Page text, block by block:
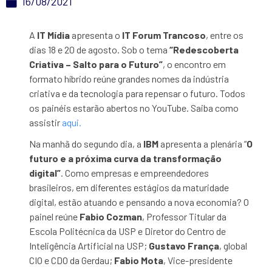
A IT Mídia apresenta o IT Forum Trancoso, entre os
dias 18 e 20 de agosto. Sob o tema“Redescoberta
Criativa – Salto para o Futuro”, o encontro em
formato híbrido reúne grandes nomes da indústria
criativa e da tecnologia para repensar o futuro. Todos
os painéis estarão abertos no YouTube. Saiba como
assistir aqui.
Na manhã do segundo dia, a IBM apresenta a plenária “O
futuro e a próxima curva da transformação
digital”. Como empresas e empreendedores
brasileiros, em diferentes estágios da maturidade
digital, estão atuando e pensando a nova economia? O
painel reúne Fabio Cozman, Professor Titular da
Escola Politécnica da USP e Diretor do Centro de
Inteligência Artificial na USP; Gustavo França, global
CIO e CDO da Gerdau; Fabio Mota, Vice-presidente